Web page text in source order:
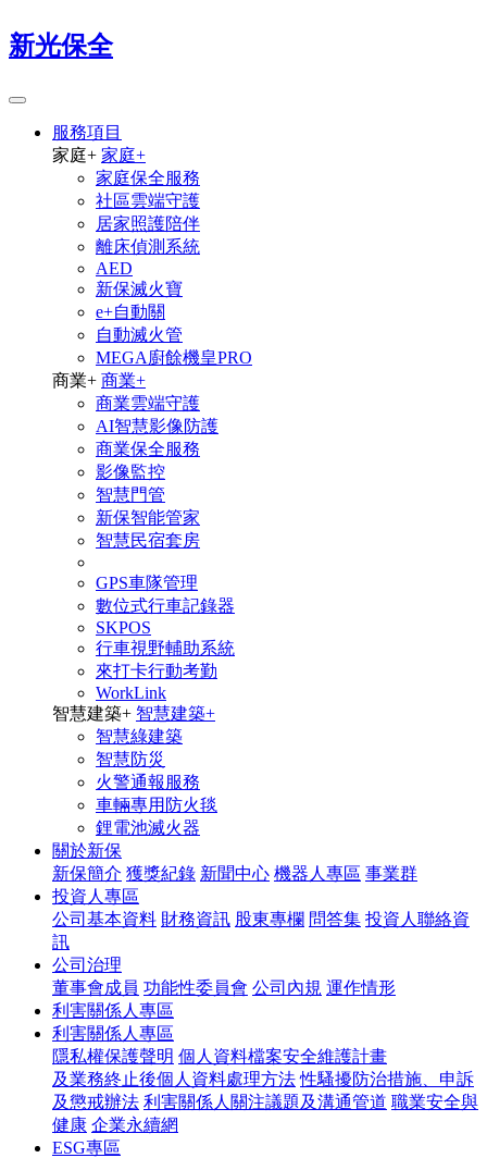
新光保全
服務項目
家庭+ 家庭+
家庭保全服務
社區雲端守護
居家照護陪伴
離床偵測系統
AED
新保滅火寶
e+自動關
自動滅火管
MEGA廚餘機皇PRO
商業+ 商業+
商業雲端守護
AI智慧影像防護
商業保全服務
影像監控
智慧門管
新保智能管家
智慧民宿套房
GPS車隊管理
數位式行車記錄器
SKPOS
行車視野輔助系統
來打卡行動考勤
WorkLink
智慧建築+ 智慧建築+
智慧綠建築
智慧防災
火警通報服務
車輛專用防火毯
鋰電池滅火器
關於新保
新保簡介 獲獎紀錄 新聞中心 機器人專區 事業群
投資人專區
公司基本資料 財務資訊 股東專欄 問答集 投資人聯絡資
訊
公司治理
董事會成員 功能性委員會 公司內規 運作情形
利害關係人專區
利害關係人專區
隱私權保護聲明 個人資料檔案安全維護計畫
及業務終止後個人資料處理方法 性騷擾防治措施、申訴
及懲戒辦法 利害關係人關注議題及溝通管道 職業安全與
健康 企業永續網
ESG專區